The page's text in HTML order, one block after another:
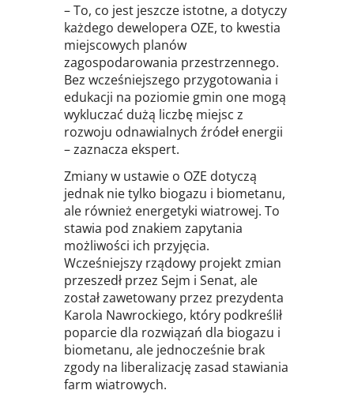
– To, co jest jeszcze istotne, a dotyczy
każdego dewelopera OZE, to kwestia
miejscowych planów
zagospodarowania przestrzennego.
Bez wcześniejszego przygotowania i
edukacji na poziomie gmin one mogą
wykluczać dużą liczbę miejsc z
rozwoju odnawialnych źródeł energii
– zaznacza ekspert.
Zmiany w ustawie o OZE dotyczą
jednak nie tylko biogazu i biometanu,
ale również energetyki wiatrowej. To
stawia pod znakiem zapytania
możliwości ich przyjęcia.
Wcześniejszy rządowy projekt zmian
przeszedł przez Sejm i Senat, ale
został zawetowany przez prezydenta
Karola Nawrockiego, który podkreślił
poparcie dla rozwiązań dla biogazu i
biometanu, ale jednocześnie brak
zgody na liberalizację zasad stawiania
farm wiatrowych.